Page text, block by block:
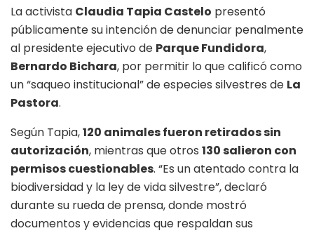
La activista Claudia Tapia Castelo presentó
públicamente su intención de denunciar penalmente
al presidente ejecutivo de Parque Fundidora,
Bernardo Bichara, por permitir lo que calificó como
un “saqueo institucional” de especies silvestres de La
Pastora.
Según Tapia,120 animales fueron retirados sin
autorización, mientras que otros 130 salieron con
permisos cuestionables. “Es un atentado contra la
biodiversidad y la ley de vida silvestre”, declaró
durante su rueda de prensa, donde mostró
documentos y evidencias que respaldan sus